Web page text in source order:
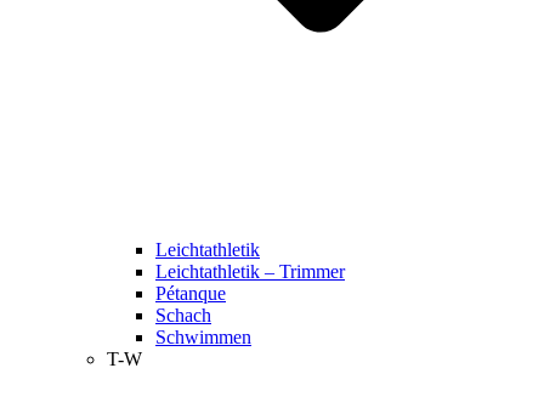
Leichtathletik
Leichtathletik – Trimmer
Pétanque
Schach
Schwimmen
T-W